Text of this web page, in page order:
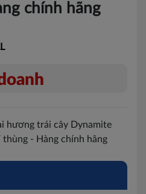
chính hãng
hương trái cây Dynamite
- Hàng chính hãng